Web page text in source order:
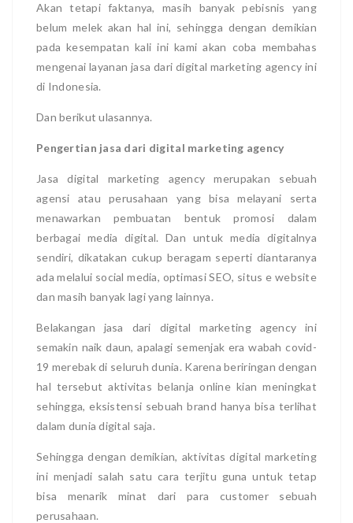
Akan tetapi faktanya, masih banyak pebisnis yang
belum melek akan hal ini, sehingga dengan demikian
pada kesempatan kali ini kami akan coba membahas
mengenai layanan jasa dari digital marketing agency ini
di Indonesia.
Dan berikut ulasannya.
Pengertian jasa dari digital marketing agency
Jasa digital marketing agency merupakan sebuah
agensi atau perusahaan yang bisa melayani serta
menawarkan pembuatan bentuk promosi dalam
berbagai media digital. Dan untuk media digitalnya
sendiri, dikatakan cukup beragam seperti diantaranya
ada melalui social media, optimasi SEO, situs e website
dan masih banyak lagi yang lainnya.
Belakangan jasa dari digital marketing agency ini
semakin naik daun, apalagi semenjak era wabah covid-
19 merebak di seluruh dunia. Karena beriringan dengan
hal tersebut aktivitas belanja online kian meningkat
sehingga, eksistensi sebuah brand hanya bisa terlihat
dalam dunia digital saja.
Sehingga dengan demikian, aktivitas digital marketing
ini menjadi salah satu cara terjitu guna untuk tetap
bisa menarik minat dari para customer sebuah
perusahaan.